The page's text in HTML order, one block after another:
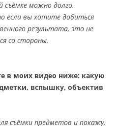
съёмке можно долго.
если вы хотите добиться
результата, это не
со стороны.
в моих видео ниже: какую
вспышку, объектив
съёмки предметов и покажу,